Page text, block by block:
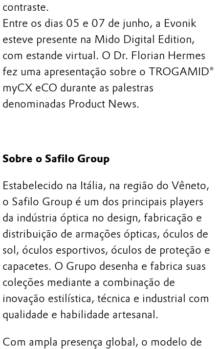
contraste.
Entre os dias 05 e 07 de junho, a Evonik
esteve presente na Mido Digital Edition,
com estande virtual. O Dr. Florian Hermes
fez uma apresentação sobre o TROGAMID®
myCX eCO durante as palestras
denominadas Product News.
Sobre o Safilo Group
Estabelecido na Itália, na região do Vêneto,
o Safilo Group é um dos principais players
da indústria óptica no design, fabricação e
distribuição de armações ópticas, óculos de
sol, óculos esportivos, óculos de proteção e
capacetes. O Grupo desenha e fabrica suas
coleções mediante a combinação de
inovação estilística, técnica e industrial com
qualidade e habilidade artesanal.
Com ampla presença global, o modelo de